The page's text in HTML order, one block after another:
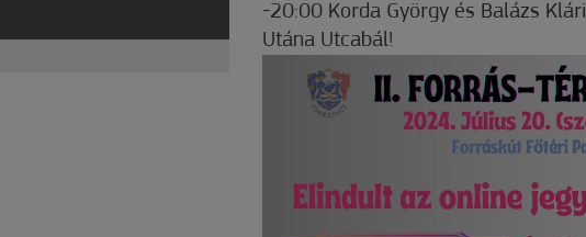
-20:00 Korda György és Balázs Klári
Utána Utcabál!